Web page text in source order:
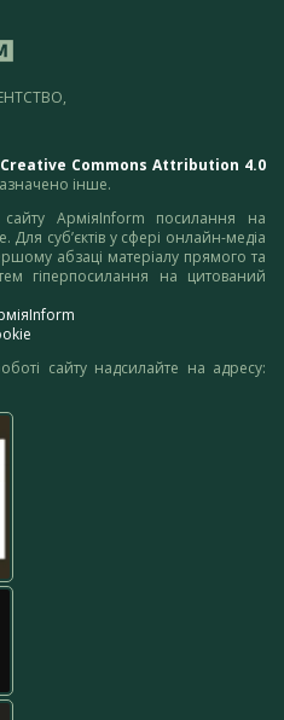
Creative Commons Attribution 4.0
інше.
АрміяInform посилання на
Для суб’єктів у сфері онлайн-медіа
абзаці матеріалу прямого та
гіперпосилання на цитований
сайту надсилайте на адресу: